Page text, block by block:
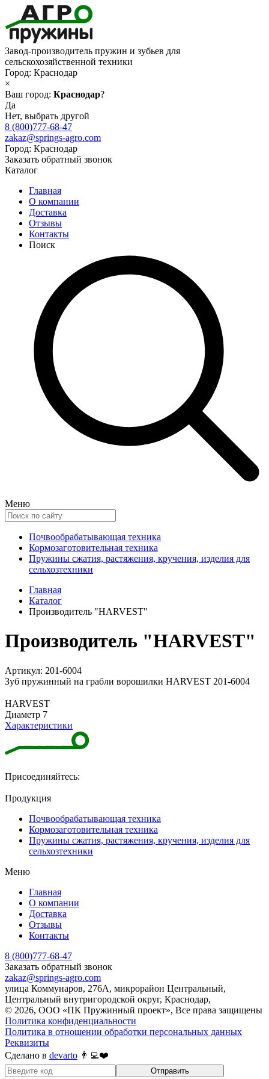
Завод-производитель пружин и зубьев для
сельскохозяйственной техники
Город: Краснодар
×
Ваш город: Краснодар?
Да
Нет, выбрать другой
8 (800)777-68-47
zakaz@springs-agro.com
Город: Краснодар
Заказать обратный звонок
Каталог
Главная
О компании
Доставка
Отзывы
Контакты
Поиск
Меню
Почвообрабатывающая техника
Кормозаготовительная техника
Пружины сжатия, растяжения, кручения, изделия для
сельхозтехники
Главная
Каталог
Производитель "HARVEST"
Производитель "HARVEST"
Артикул: 201-6004
Зуб пружинный на грабли ворошилки HARVEST 201-6004
HARVEST
Диаметр 7
Характеристики
Присоединяйтесь:
Продукция
Почвообрабатывающая техника
Кормозаготовительная техника
Пружины сжатия, растяжения, кручения, изделия для
сельхозтехники
Меню
Главная
О компании
Доставка
Отзывы
Контакты
8 (800)777-68-47
Заказать обратный звонок
zakaz@springs-agro.com
улица Коммунаров, 276А, микрорайон Центральный,
Центральный внутригородской округ, Краснодар,
© 2026, ООО «ПК Пружинный проект», Все права защищены
Политика конфиденциальности
Политика в отношении обработки персональных данных
Реквизиты
Сделано в devarto 👨‍💻❤️
Отправить